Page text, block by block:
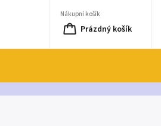
Nákupní košík
Prázdný košík